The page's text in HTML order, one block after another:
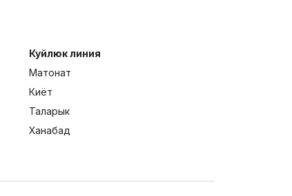
Куйлюк линия
Матонат
Киёт
Таларык
Ханабад